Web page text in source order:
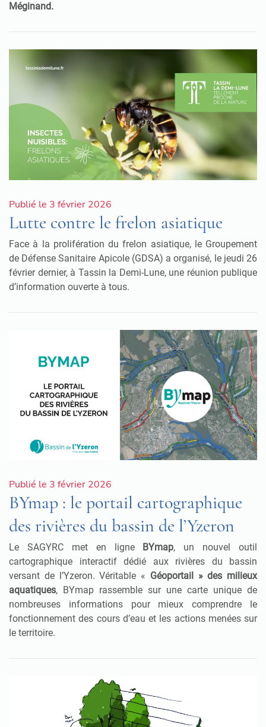
Méginand.
Publié le 3 février 2026
Lutte contre le frelon asiatique
Face à la prolifération du frelon asiatique, le Groupement
de Défense Sanitaire Apicole (GDSA) a organisé, le jeudi 26
février dernier, à Tassin la Demi-Lune, une réunion publique
d’information ouverte à tous.
Publié le 3 février 2026
BYmap : le portail cartographique
des rivières du bassin de l’Yzeron
Le SAGYRC met en ligne BYmap, un nouvel outil
cartographique interactif dédié aux rivières du bassin
versant de l’Yzeron. Véritable « Géoportail » des milieux
aquatiques, BYmap rassemble sur une carte unique de
nombreuses informations pour mieux comprendre le
fonctionnement des cours d’eau et les actions menées sur
le territoire.